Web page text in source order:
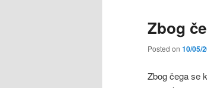
Zbog
Posted on 10/05/
Zbog čega se